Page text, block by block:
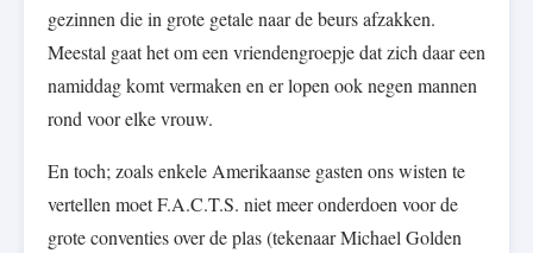
gezinnen die in grote getale naar de beurs afzakken.
Meestal gaat het om een vriendengroepje dat zich daar een
namiddag komt vermaken en er lopen ook negen mannen
rond voor elke vrouw.
En toch; zoals enkele Amerikaanse gasten ons wisten te
vertellen moet F.A.C.T.S. niet meer onderdoen voor de
grote conventies over de plas (tekenaar Michael Golden